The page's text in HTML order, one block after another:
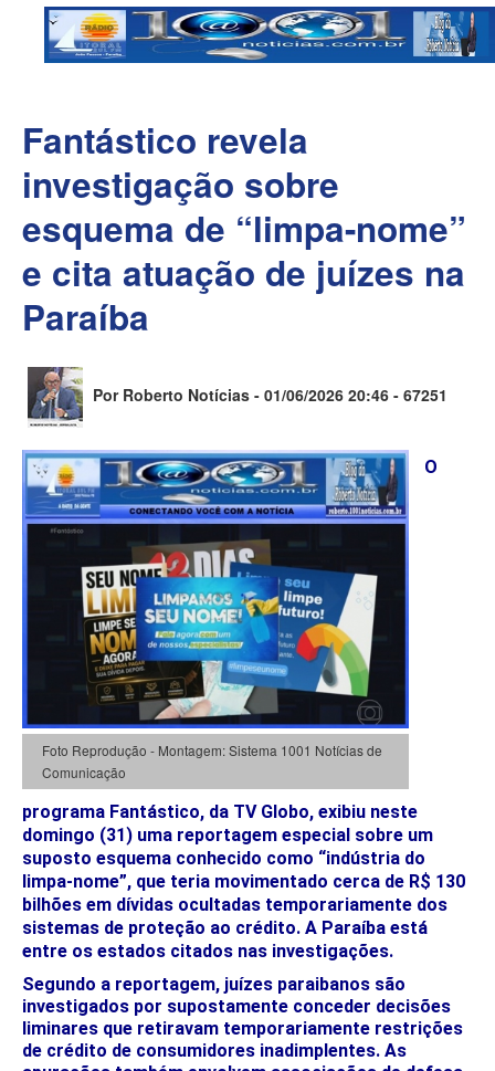
Fantástico revela
investigação sobre
esquema de “limpa-nome”
e cita atuação de juízes na
Paraíba
Por Roberto Notícias - 01/06/2026 20:46 - 67251
Foto Reprodução - Montagem: Sistema 1001 Notícias de
Comunicação
O
programa Fantástico, da TV Globo, exibiu neste
domingo (31) uma reportagem especial sobre um
suposto esquema conhecido como “indústria do
limpa-nome”, que teria movimentado cerca de R$ 130
bilhões em dívidas ocultadas temporariamente dos
sistemas de proteção ao crédito. A Paraíba está
entre os estados citados nas investigações.
Segundo a reportagem, juízes paraibanos são
investigados por supostamente conceder decisões
liminares que retiravam temporariamente restrições
de crédito de consumidores inadimplentes. As